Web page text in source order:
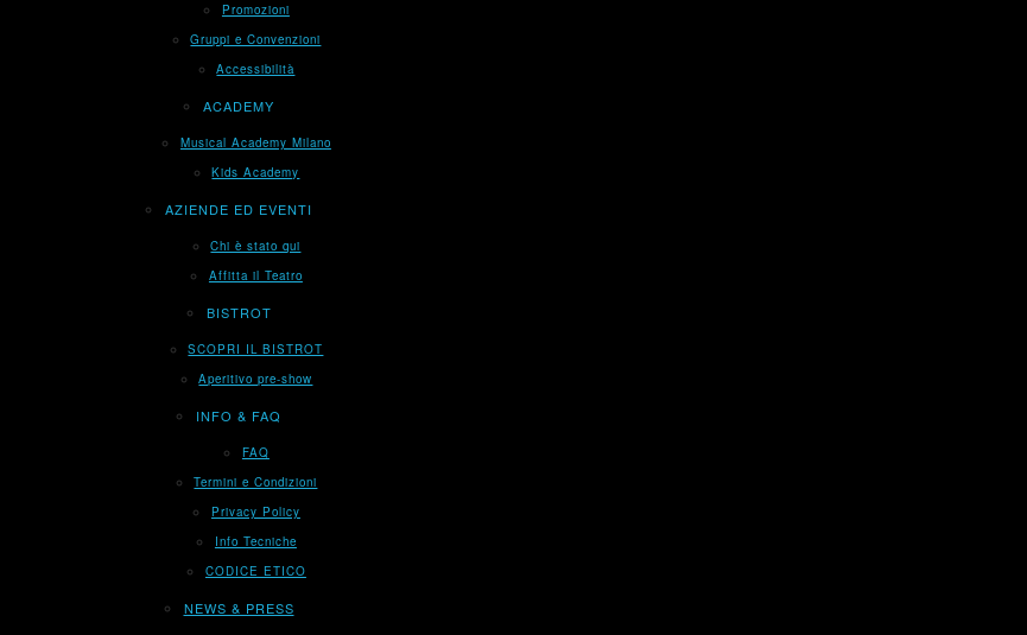
Promozioni
Gruppi e Convenzioni
Accessibilità
ACADEMY
Musical Academy Milano
Kids Academy
AZIENDE ED EVENTI
Chi è stato qui
Affitta il Teatro
BISTROT
SCOPRI IL BISTROT
Aperitivo pre-show
INFO & FAQ
FAQ
Termini e Condizioni
Privacy Policy
Info Tecniche
CODICE ETICO
NEWS & PRESS